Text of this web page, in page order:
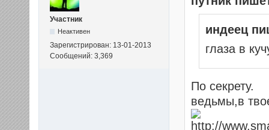
Участник
Неактивен
Зарегистрирован: 13-01-2013
Сообщений: 3,369
индеец
глаза в
По секрету.
ведьмы,в